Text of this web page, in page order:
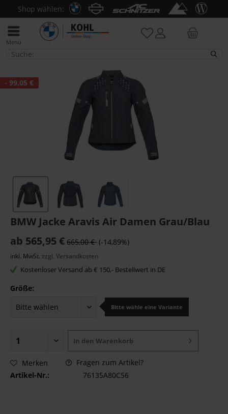
Shop wählen:
Menü
Sale
- 99,05 €
BMW Jacke Aravis Air Damen Grau/Blau
ab 565,95 € 665,00 € (-14,89%)
inkl. MwSt. zzgl. Versandkosten
Kostenloser Versand ab € 150,- Bestellwert in DE
Größe:
Bitte wähle eine Variante
In den Warenkorb
Merken
Fragen zum Artikel?
Artikel-Nr.:
76135A80C56